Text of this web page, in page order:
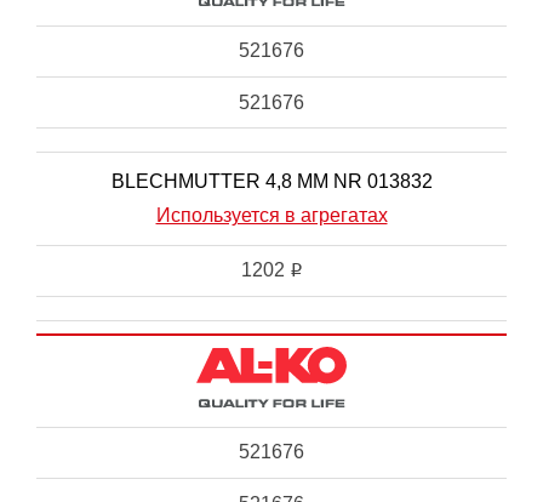
521676
521676
BLECHMUTTER 4,8 MM NR 013832
Используется в агрегатах
1202 i
521676